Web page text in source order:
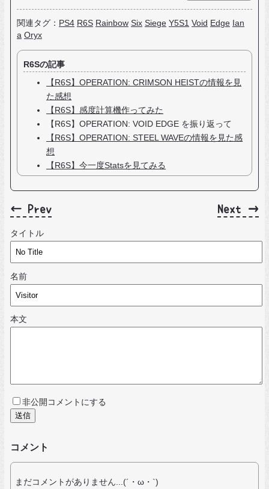
関連タグ： PS4 R6S Rainbow Six Siege Y5S1 Void Edge Ian
a Oryx
R6Sの記事
【R6S】OPERATION: CRIMSON HEISTの情報を見
た感想
【R6S】感度計算機作ってみた
【R6S】OPERATION: VOID EDGE を振り返って
【R6S】OPERATION: STEEL WAVEの情報を見た感
想
【R6S】今一度Statsを見てみる
← Prev Next →
タイトル
名前
本文
非公開コメントにする
コメント
まだコメントがありません...(´・ω・`)